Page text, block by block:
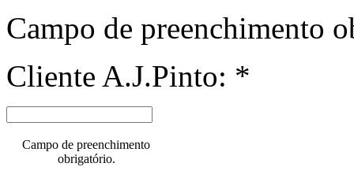
Campo de preenchimento
Cliente A.J.Pinto: *
Campo de preenchimento
obrigatório.